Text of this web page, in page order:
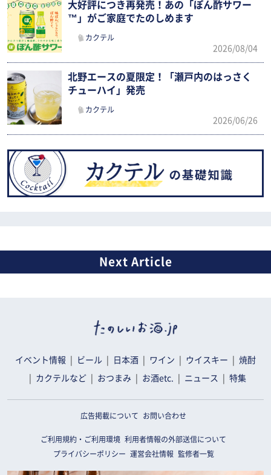
大好評につき再発売！あの「ぽん酢サワー
™」がご家庭でたのしめます
カクテル
2026/08/04
北野エースの夏限定！「瀬戸内のはっさく
チューハイ」発売
カクテル
2026/06/26
イベント情報 ビール 日本酒 ワイン ウイスキー 焼酎
カクテルなど おつまみ お酒etc. ニュース 特集
広告掲載について お問い合わせ
ご利用規約・ご利用環境 利用者情報の外部送信について
プライバシーポリシー
運営会社情報 監修者一覧